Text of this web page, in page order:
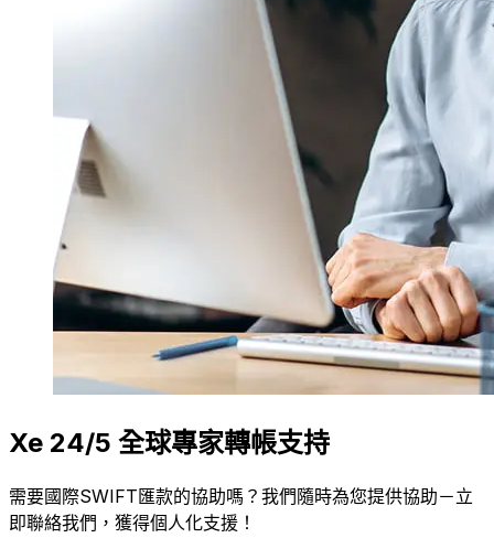
Xe 24/5 全球專家轉帳支持
需要國際SWIFT匯款的協助嗎？我們隨時為您提供協助－立
即聯絡我們，獲得個人化支援！